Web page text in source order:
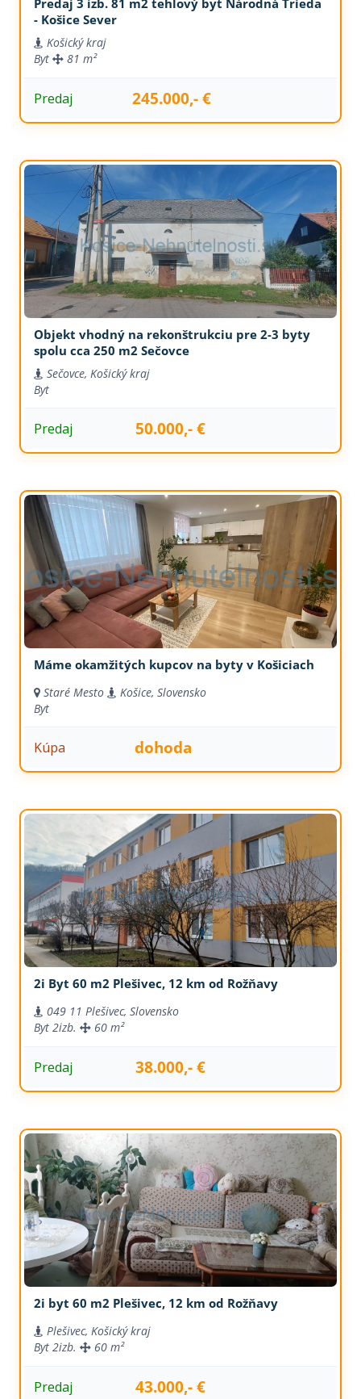
Predaj 3 izb. 81 m2 tehlový byt Národná Trieda
- Košice Sever
Košický kraj
Byt
81 m²
Predaj 245.000,- €
Objekt vhodný na rekonštrukciu pre 2-3 byty
spolu cca 250 m2 Sečovce
Sečovce, Košický kraj
Byt
Predaj 50.000,- €
Máme okamžitých kupcov na byty v Košiciach
Staré Mesto
Košice, Slovensko
Byt
Kúpa dohoda
2i Byt 60 m2 Plešivec, 12 km od Rožňavy
049 11 Plešivec, Slovensko
Byt 2izb. 60 m²
Predaj 38.000,- €
2i byt 60 m2 Plešivec, 12 km od Rožňavy
Plešivec, Košický kraj
Byt 2izb. 60 m²
Predaj 43.000,- €